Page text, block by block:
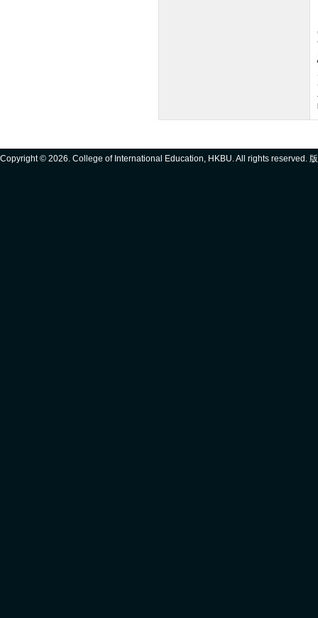
Copyright © 2026. College of International Education, HKBU. All rights reserved.